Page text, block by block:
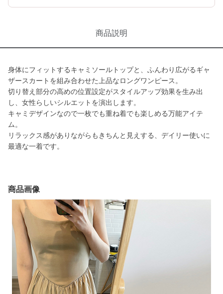
商品説明
身体にフィットするキャミソールトップと、ふんわり広がるギャ
ザースカートを組み合わせた上品なロングワンピース。
切り替え部分の高めの位置設定がスタイルアップ効果を生み出
し、女性らしいシルエットを演出します。
キャミデザインなので一枚でも重ね着でも楽しめる万能アイテ
ム。
リラックス感がありながらもきちんと見えする、デイリー使いに
最適な一着です。
商品画像